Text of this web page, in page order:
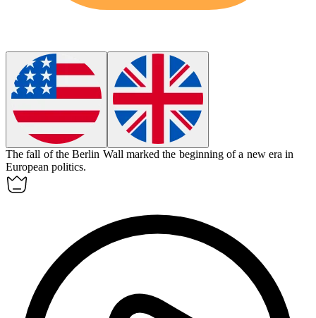
The fall of the Berlin Wall marked the beginning of a new era in
European politics.